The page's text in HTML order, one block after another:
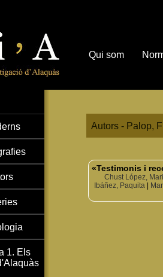
1. Els
Autors - Palop,
«Testimonis i
Chust López,
Ibáñez, Paquita|
Qui som